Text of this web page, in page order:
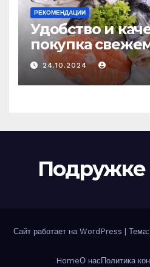
РЕКОМЕНДАЦИИ
Удобство и
покупка
рыбы онлайн
24.10.2024
Сайт работает на WordPress
HomeО нас Политика